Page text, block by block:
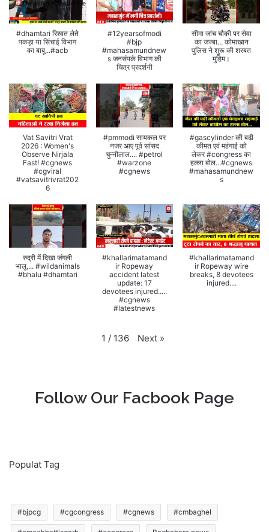
#dhamtari रिश्वत लेते
पकड़ा या सिंचाई विभाग
का बाबू...#acb
#12yearsofmodi
#bjp
#mahasamundnew
s जनसंपर्क विभाग की
चित्र प्रदर्शनी
सीमा जांच चौकी पर सेवा
का जज्बा... कोमाखान
पुलिस ने शुरू की शरबत
मुहिम।
Vat Savitri Vrat
2026 : Women's
Observe Nirjala
Fast! #cgnews
#cgviral
#vatsavitrivrat202
6
#pmmodi सायकल पर
नजर आए पूर्व सांसद
चुन्नीलाल.... #petrol
#warzone
#cgnews
#gascylinder की बढ़ी
कीमत एवं महंगाई को
लेकर #congress का
हल्ला बोल...#cgnews
#mahasamundnew
s
रुद्री में दिखा जंगली
भालू.... #wildanimals
#bhalu #dhamtari
#khallarimatamand
ir Ropeway
accident latest
update: 17
devotees injured.....
#cgnews
#latestnews
#khallarimatamand
ir Ropeway wire
breaks, 8 devotees
injured....
1 / 136 Next »
Follow Our Facbook Page
Populat Tag
#bjpcg #cgcongress #cgnews #cmbaghel